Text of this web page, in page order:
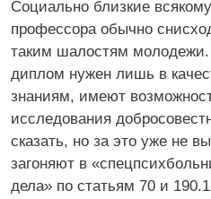
Социально близкие
профессора обычно
таким шалостям
диплом нужен лишь в
знаниям, имеют
исследования
сказать, но за это уже не
загоняют в
дела» по статьям 70 и